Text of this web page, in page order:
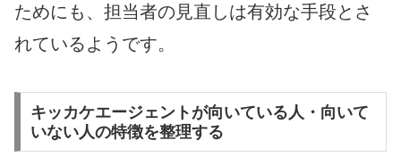
ためにも、担当者の見直しは有効な手段とさ
れているようです。
キッカケエージェントが向いている人・向いて
いない人の特徴を整理する